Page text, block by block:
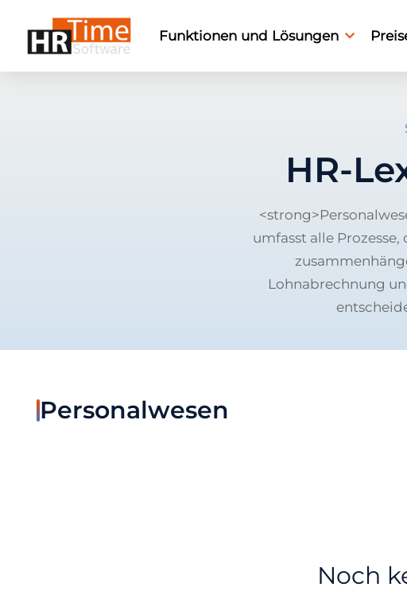
Funktionen und Lösungen
HR-
umfasst alle
Lohnabrechnung
Personalwesen
Noch